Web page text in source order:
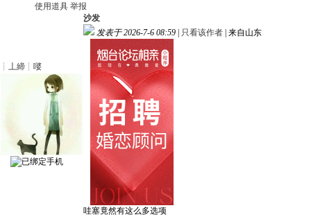
使用道具 举报
┊丄締┊嘙
沙发
发表于 2026-7-6 08:59
只看该作者 来自山东
哇塞竟然有这么多选项